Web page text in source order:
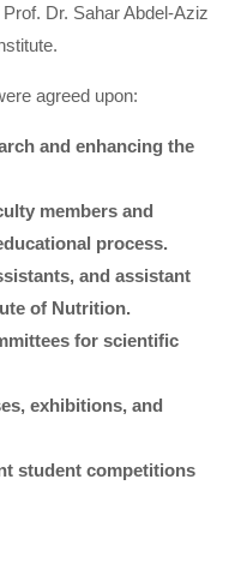
Dr. Sahar Abdel-Aziz
agreed upon:
and enhancing the
members and
process.
and assistant
of Nutrition.
for scientific
exhibitions, and
student competitions